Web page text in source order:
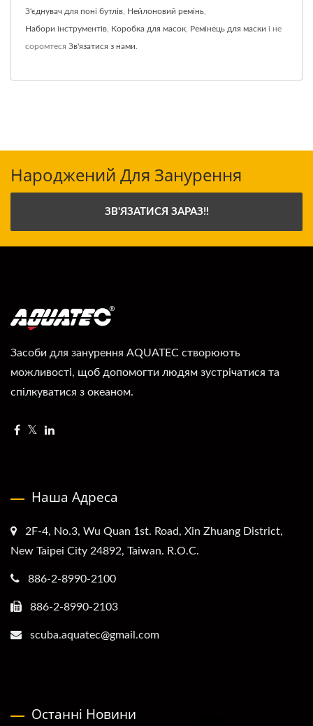
З'єднувач для поні бутлів Нейлоновий ремінь
Набори інструментів Коробка для масок Ремінець для маски і не
соромтеся Зв'язатися з нами
Народжений Для Занурення
ЗВ'ЯЗАТИСЯ ЗАРАЗ!!
Засоби для занурення AQUATEC створюють
можливості, щоб допомогти людям зустрічатися та
спілкуватися з океаном.
Наша Адреса
2F-4, No.3, Wu Quan 1st. Road, Xin Zhuang District,
New Taipei City 24892, Taiwan. R.O.C.
886-2-8990-2100
886-2-8990-2103
scuba.aquatec@gmail.com
Останні Новини